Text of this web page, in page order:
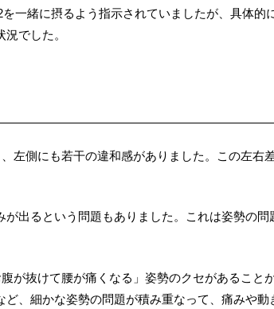
一緒に摂るよう指示されていましたが、具体的
でした。
左側にも若干の違和感がありました。この左右
出るという問題もありました。これは姿勢の問
が抜けて腰が痛くなる」姿勢のクセがあること
、細かな姿勢の問題が積み重なって、痛みや動